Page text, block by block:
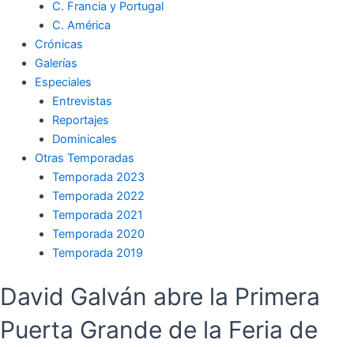
C. Francia y Portugal
C. América
Crónicas
Galerías
Especiales
Entrevistas
Reportajes
Dominicales
Otras Temporadas
Temporada 2023
Temporada 2022
Temporada 2021
Temporada 2020
Temporada 2019
David Galván abre la Primera
Puerta Grande de la Feria de